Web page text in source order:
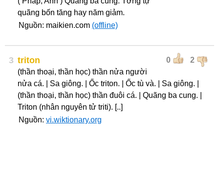
quãng bốn tăng hay năm giảm.
Nguồn: maikien.com (offline)
3 0 2
triton
(thần thoại, thần học) thần nửa người
nửa cá. | Sa giông. | Ốc triton. | Ốc tù và. | Sa giông. |
(thần thoại, thần học) thần đuôi cá. | Quãng ba cung. |
Triton (nhân nguyên tử triti). [..]
Nguồn: vi.wiktionary.org